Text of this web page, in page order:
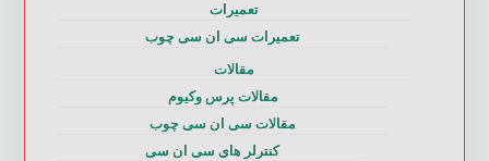
تعمیرات
تعمیرات سی ان سی چوب
مقالات
مقالات پرس وکیوم
مقالات سی ان سی چوب
کنترلر های سی ان سی